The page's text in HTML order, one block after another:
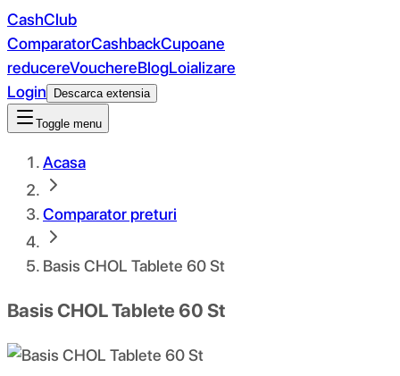
CashClub
ComparatorCashbackCupoane
reducereVouchereBlogLoializare
Login
Descarca extensia
Toggle menu
Acasa
Comparator preturi
Basis CHOL Tablete 60 St
Basis CHOL Tablete 60 St